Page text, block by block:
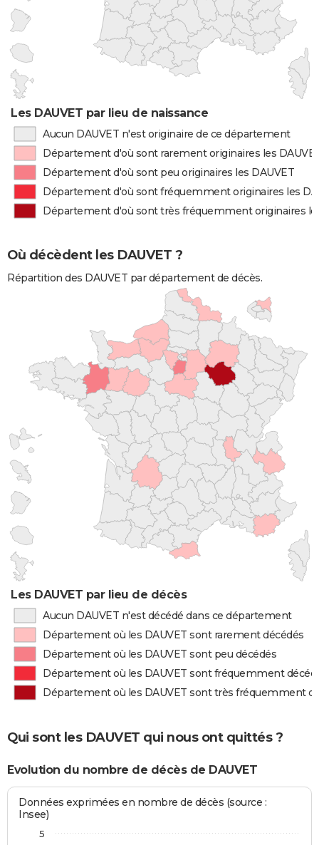
Les DAUVET par lieu de naissance
Aucun DAUVET n'est originaire de ce département
Département d'où sont rarement originaires les
Département d'où sont peu originaires les DAUVET
Département d'où sont fréquemment originaires les
Département d'où sont très fréquemment originaires
Où décèdent les DAUVET ?
Répartition des DAUVET par département de décès.
Les DAUVET par lieu de décès
Aucun DAUVET n'est décédé dans ce département
Département où les DAUVET sont rarement décédés
Département où les DAUVET sont peu décédés
Département où les DAUVET sont fréquemment
Département où les DAUVET sont très fréquemment
Qui sont les DAUVET qui nous ont quittés ?
Evolution du nombre de décès de DAUVET
Données exprimées en nombre de décès (source :
Insee)
5